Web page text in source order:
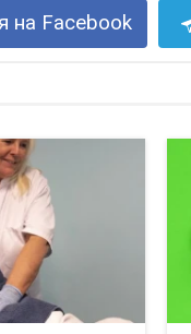
на Facebook